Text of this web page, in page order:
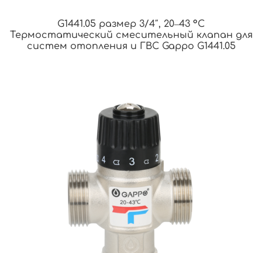
G1441.05 размер 3/4″, 20‒43 °С
Термостатический смесительный клапан для
систем отопления и ГВС Gappo G1441.05